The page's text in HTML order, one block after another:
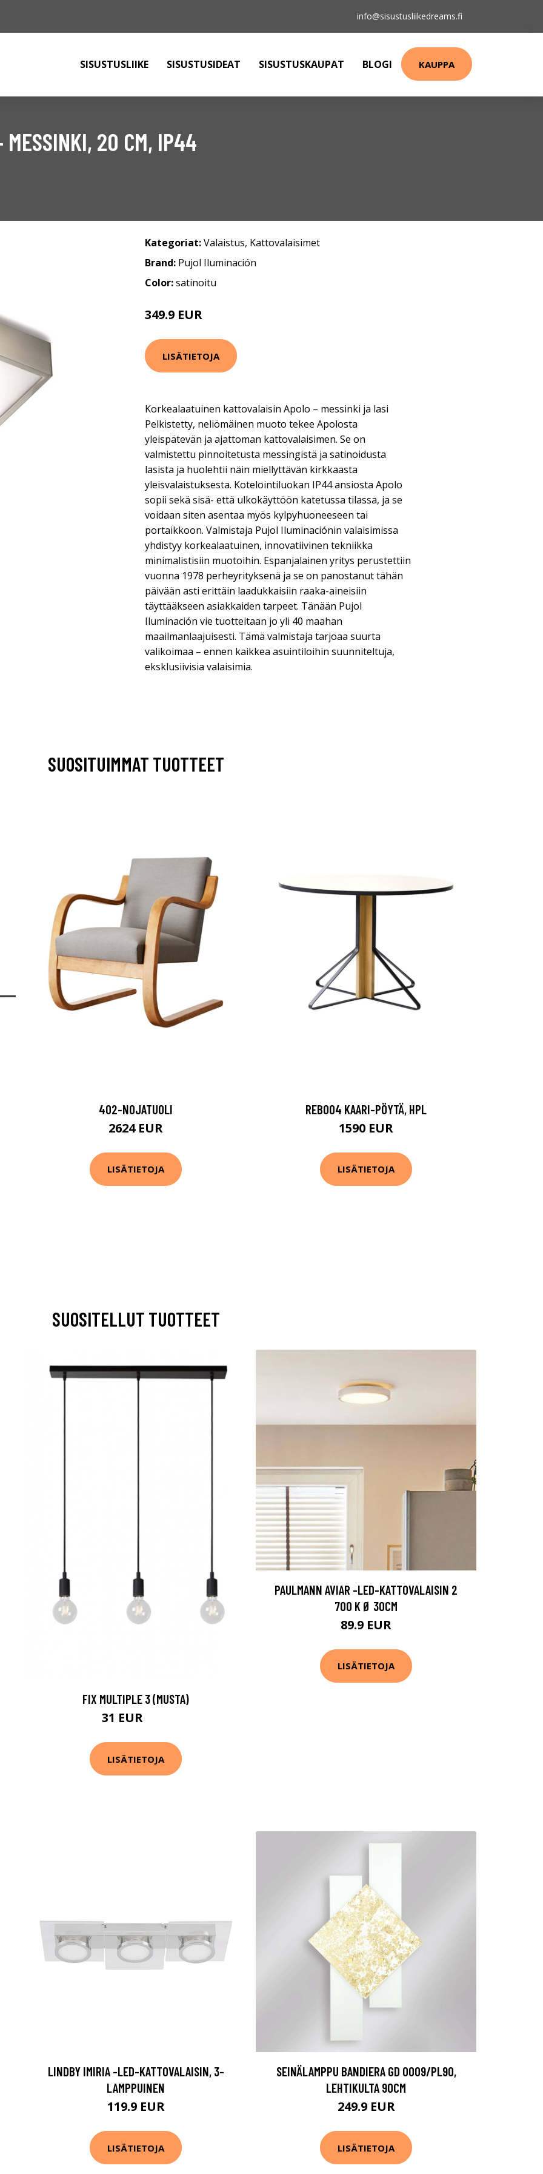
info@sisustusliikedreams.fi
SISUSTUSLIIKE SISUSTUSIDEAT SISUSTUSKAUPAT BLOGI KAUPPA
MESSINKI, 20 CM, IP44
Kategoriat:Valaistus, Kattovalaisimet
Brand: Pujol Iluminación
Color:satinoitu
349.9 EUR
LISÄTIETOJA
Korkealaatuinen kattovalaisin Apolo – messinki ja lasi
Pelkistetty, neliömäinen muoto tekee Apolosta
yleispätevän ja ajattoman kattovalaisimen. Se on
valmistettu pinnoitetusta messingistä ja satinoidusta
lasista ja huolehtii näin miellyttävän kirkkaasta
yleisvalaistuksesta. Kotelointiluokan IP44 ansiosta Apolo
sopii sekä sisä- että ulkokäyttöön katetussa tilassa, ja se
voidaan siten asentaa myös kylpyhuoneeseen tai
portaikkoon. Valmistaja Pujol Iluminaciónin valaisimissa
yhdistyy korkealaatuinen, innovatiivinen tekniikka
minimalistisiin muotoihin. Espanjalainen yritys perustettiin
vuonna 1978 perheyrityksenä ja se on panostanut tähän
päivään asti erittäin laadukkaisiin raaka-aineisiin
täyttääkseen asiakkaiden tarpeet. Tänään Pujol
Iluminación vie tuotteitaan jo yli 40 maahan
maailmanlaajuisesti. Tämä valmistaja tarjoaa suurta
valikoimaa – ennen kaikkea asuintiloihin suunniteltuja,
eksklusiivisia valaisimia.
SUOSITUIMMAT TUOTTEET
402-NOJATUOLI
2624 EUR
LISÄTIETOJA
REB004 KAARI-PÖYTÄ, HPL
1590 EUR
LISÄTIETOJA
SUOSITELLUT TUOTTEET
FIX MULTIPLE 3 (MUSTA)
31 EUR
LISÄTIETOJA
PAULMANN AVIAR -LED-KATTOVALAISIN 2
700 K Ø 30CM
89.9 EUR
LISÄTIETOJA
LINDBY IMIRIA -LED-KATTOVALAISIN, 3-
LAMPPUINEN
119.9 EUR
LISÄTIETOJA
SEINÄLAMPPU BANDIERA GD 0009/PL90,
LEHTIKULTA 90CM
249.9 EUR
LISÄTIETOJA